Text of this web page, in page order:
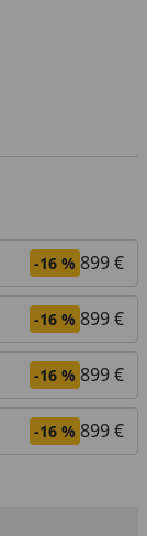
-16 % 899 €
-16 % 899 €
-16 % 899 €
-16 % 899 €